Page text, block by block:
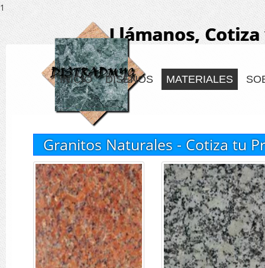
1
INICIO DISEÑOS MATERIALES
Granitos Naturales - Cotiza tu
Llámanos, Cotiza